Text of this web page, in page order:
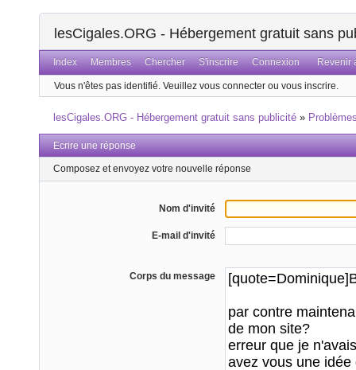
lesCigales.ORG - Hébergement gratuit sans
Index Membres Chercher S'inscrire Connexion Revenir
Vous n'êtes pas identifié. Veuillez vous connecter ou vous inscrire.
lesCigales.ORG - Hébergement gratuit sans publicité »
Ecrire une réponse
Composez et envoyez votre nouvelle réponse
Nom d'invité
E-mail d'invité
Corps du message